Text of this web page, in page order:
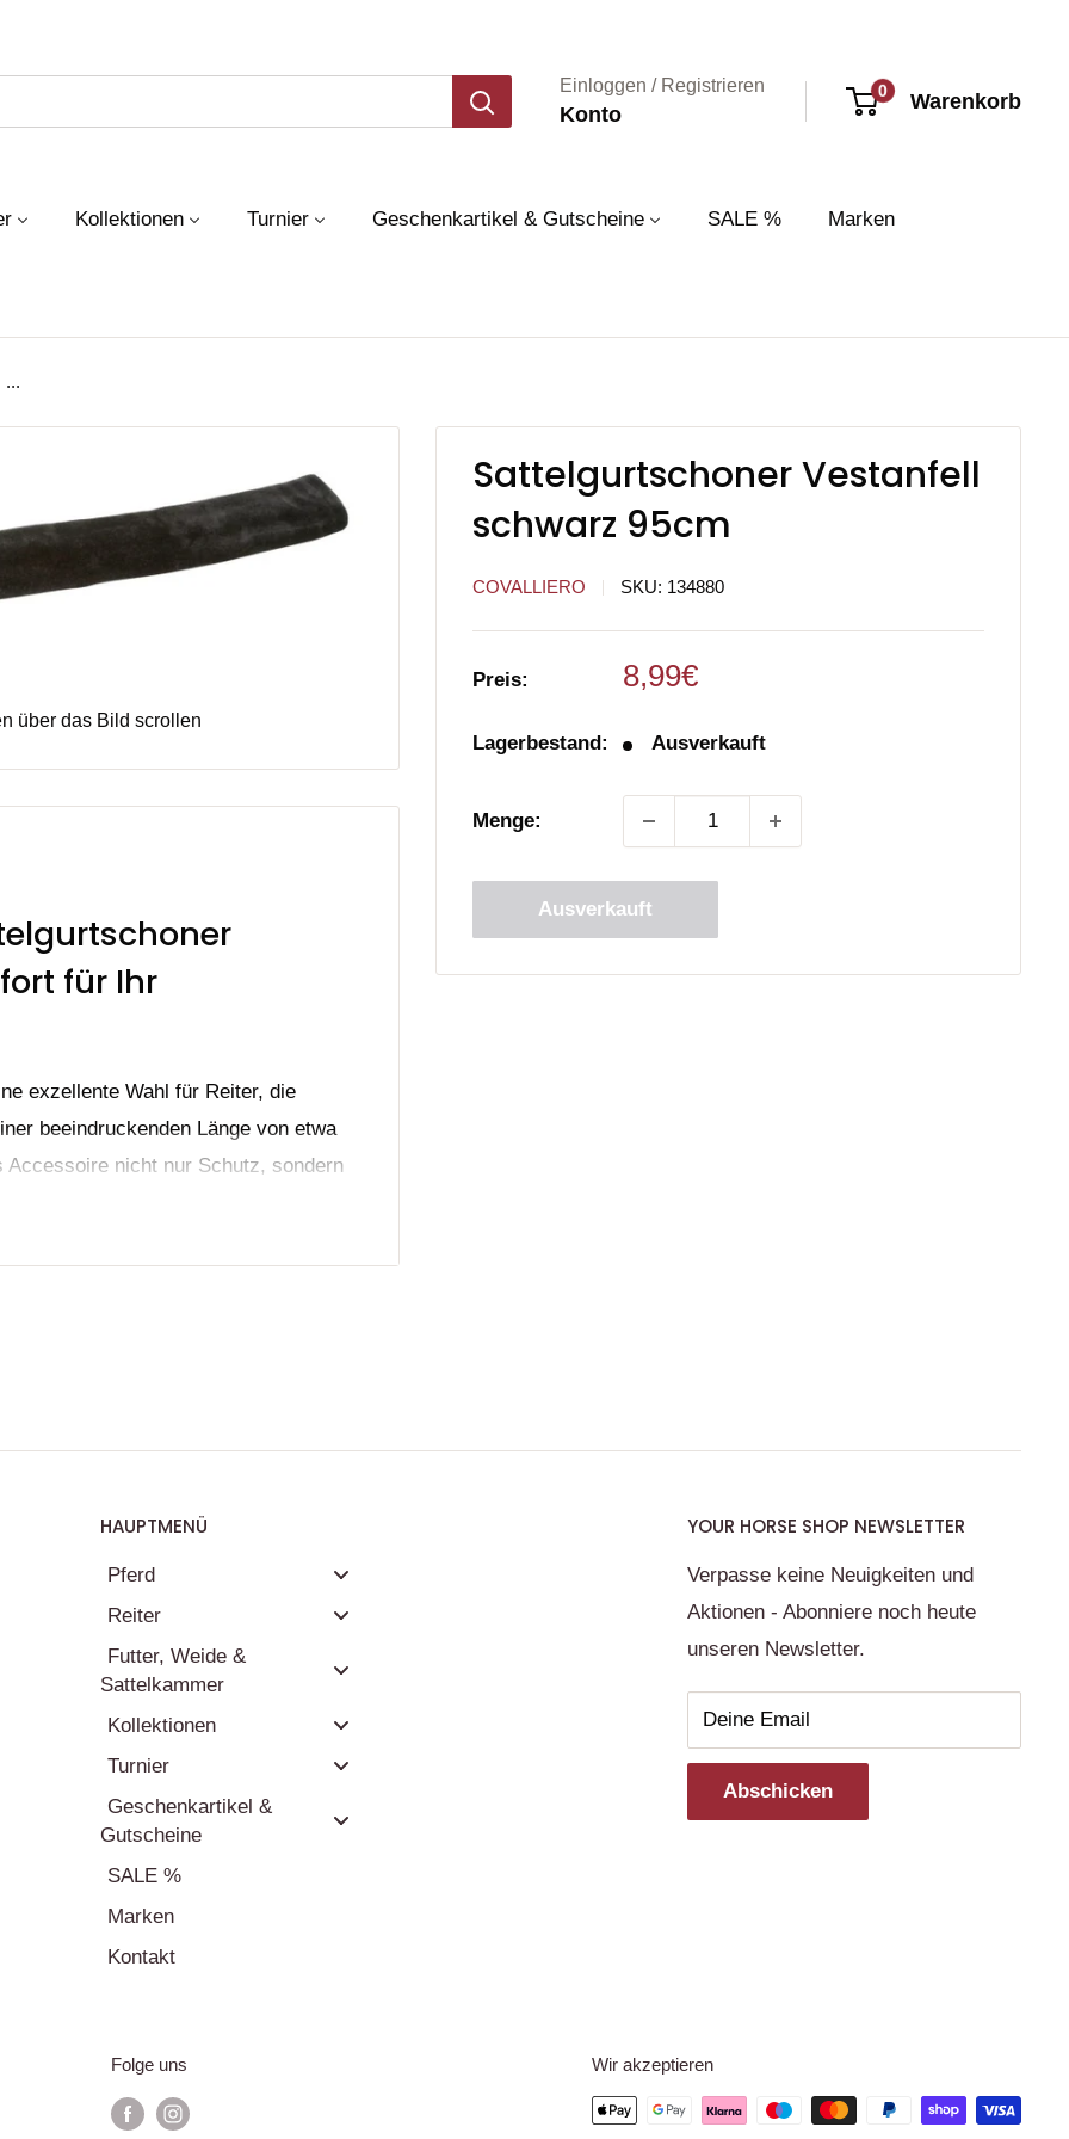
Einloggen / Registrieren
Konto
0 Warenkorb
Kollektionen Turnier Geschenkartikel & Gutscheine SALE % Marken
...
über das Bild scrollen
Sattelgurtschoner Vestanfell
schwarz 95cm
COVALLIERO SKU: 134880
Preis: Sonderpreis
8,99€
Lagerbestand: Ausverkauft
Menge:
Ausverkauft
für Ihr
exzellente Wahl für Reiter, die
beeindruckenden Länge von etwa
nicht nur Schutz, sondern
halten den Belastungen des
in die Langlebigkeit und das
Ausritte mit diesem erstklassigen
einen Hauch von Luxus in Ihren
HAUPTMENÜ
Pferd
Reiter
Futter, Weide &
Sattelkammer
Kollektionen
Turnier
Geschenkartikel &
Gutscheine
SALE %
Marken
Kontakt
YOUR HORSE SHOP NEWSLETTER
Verpasse keine Neuigkeiten und
Aktionen - Abonniere noch heute
unseren Newsletter.
Deine Email
Abschicken
Folge uns Wir akzeptieren